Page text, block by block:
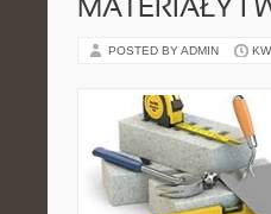
MATERIAŁY I
POSTED BY ADMIN